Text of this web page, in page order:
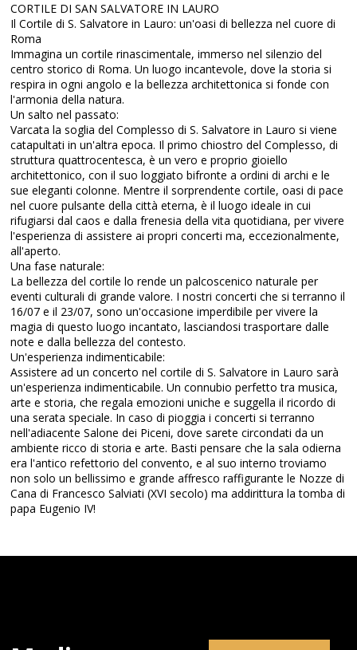
CORTILE DI SAN SALVATORE IN LAURO
Il Cortile di S. Salvatore in Lauro: un'oasi di bellezza nel cuore di
Roma
Immagina un cortile rinascimentale, immerso nel silenzio del
centro storico di Roma. Un luogo incantevole, dove la storia si
respira in ogni angolo e la bellezza architettonica si fonde con
l'armonia della natura.
Un salto nel passato:
Varcata la soglia del Complesso di S. Salvatore in Lauro si viene
catapultati in un'altra epoca. Il primo chiostro del Complesso, di
struttura quattrocentesca, è un vero e proprio gioiello
architettonico, con il suo loggiato bifronte a ordini di archi e le
sue eleganti colonne. Mentre il sorprendente cortile, oasi di pace
nel cuore pulsante della città eterna, è il luogo ideale in cui
rifugiarsi dal caos e dalla frenesia della vita quotidiana, per vivere
l'esperienza di assistere ai propri concerti ma, eccezionalmente,
all'aperto.
Una fase naturale:
La bellezza del cortile lo rende un palcoscenico naturale per
eventi culturali di grande valore. I nostri concerti che si terranno il
16/07 e il 23/07, sono un'occasione imperdibile per vivere la
magia di questo luogo incantato, lasciandosi trasportare dalle
note e dalla bellezza del contesto.
Un'esperienza indimenticabile:
Assistere ad un concerto nel cortile di S. Salvatore in Lauro sarà
un'esperienza indimenticabile. Un connubio perfetto tra musica,
arte e storia, che regala emozioni uniche e suggella il ricordo di
una serata speciale. In caso di pioggia i concerti si terranno
nell'adiacente Salone dei Piceni, dove sarete circondati da un
ambiente ricco di storia e arte. Basti pensare che la sala odierna
era l'antico refettorio del convento, e al suo interno troviamo
non solo un bellissimo e grande affresco raffigurante le Nozze di
Cana di Francesco Salviati (XVI secolo) ma addirittura la tomba di
papa Eugenio IV!